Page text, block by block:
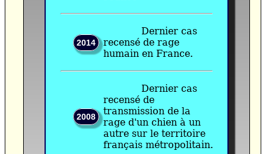
2014
Dernier cas
recensé de rage
humain en France.
2008
Dernier cas
recensé de
transmission de la
rage d'un chien à un
autre sur le territoire
français métropolitain.